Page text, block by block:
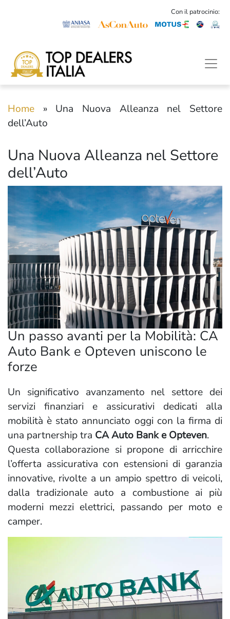
Con il patrocinio:
Home » Una Nuova Alleanza nel Settore
dell’Auto
Una Nuova Alleanza nel Settore
dell’Auto
Un passo avanti per la Mobilità: CA
Auto Bank e Opteven uniscono le
forze
Un significativo avanzamento nel settore dei
servizi finanziari e assicurativi dedicati alla
mobilità è stato annunciato oggi con la firma di
una partnership tra CA Auto Bank e Opteven.
Questa collaborazione si propone di arricchire
l’offerta assicurativa con estensioni di garanzia
innovative, rivolte a un ampio spettro di veicoli,
dalla tradizionale auto a combustione ai più
moderni mezzi elettrici, passando per moto e
camper.